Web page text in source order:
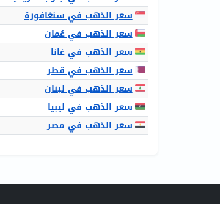
سعر الذهب في سنغافورة
سعر الذهب في عُمان
سعر الذهب في غانا
سعر الذهب في قطر
سعر الذهب في لبنان
سعر الذهب في ليبيا
سعر الذهب في مصر